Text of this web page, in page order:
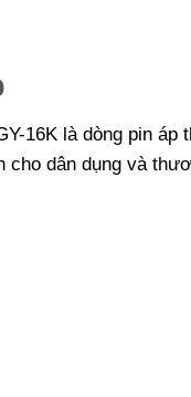
16K là dòng pin áp
dân dụng và